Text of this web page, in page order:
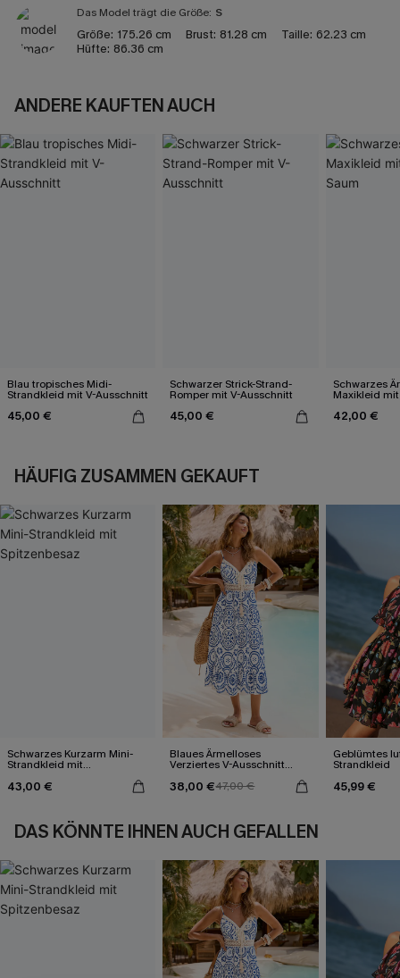
Das Model trägt die Größe: S
Größe: 175.26 cm Brust: 81.28 cm Taille: 62.23 cm
Hüfte: 86.36 cm
ANDERE KAUFTEN AUCH
Blau tropisches Midi-
Strandkleid mit V-Ausschnitt
45,00 €
Schwarzer Strick-Strand-
Romper mit V-Ausschnitt
45,00 €
Schwarzes
Maxikleid
42,00 €
HÄUFIG ZUSAMMEN GEKAUFT
Schwarzes Kurzarm Mini-
Strandkleid mit
43,00 €
Blaues Ärmelloses
Verziertes V-Ausschnitt
38,00 €47,00 €
Geblümtes
Strandkleid
45,99 €
DAS KÖNNTE IHNEN AUCH GEFALLEN